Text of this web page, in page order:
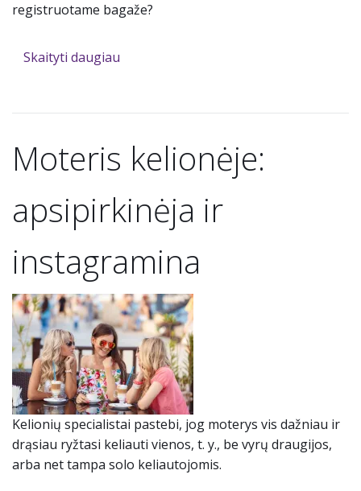
registruotame bagaže?
Skaityti daugiau
Moteris kelionėje:
apsipirkinėja ir
instagramina
Kelionių specialistai pastebi, jog moterys vis dažniau ir
drąsiau ryžtasi keliauti vienos, t. y., be vyrų draugijos,
arba net tampa solo keliautojomis.